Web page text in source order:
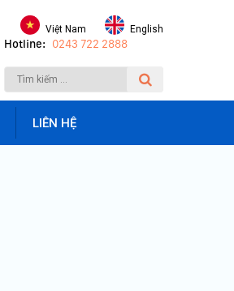
Việt Nam English
Hotline: 0243 722 2888
LIÊN HỆ